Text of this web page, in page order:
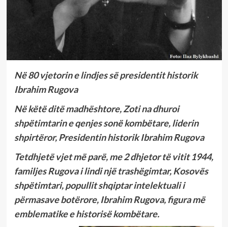
Në 80 vjetorin e lindjes së presidentit historik
Ibrahim Rugova
Në këtë ditë madhështore, Zoti na dhuroi
shpëtimtarin e qenjes sonë kombëtare, liderin
shpirtëror, Presidentin historik Ibrahim Rugova
Tetdhjetë vjet më parë, me 2 dhjetor të vitit 1944,
familjes Rugova i lindi një trashëgimtar, Kosovës
shpëtimtari, popullit shqiptar intelektuali i
përmasave botërore, Ibrahim Rugova, figura më
emblematike e historisë kombëtare.